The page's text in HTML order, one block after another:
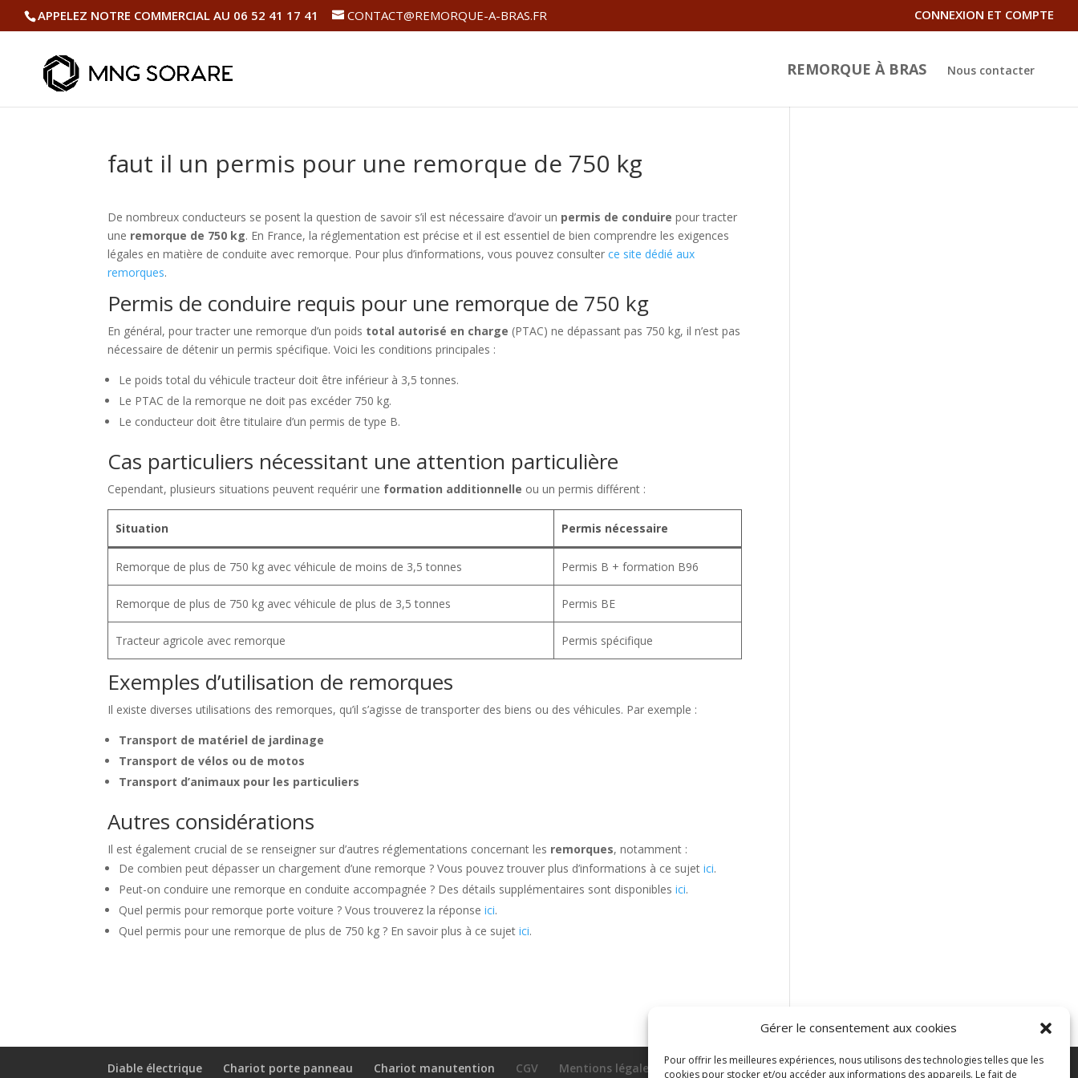
Gérer le consentement aux cookies
Pour offrir les meilleures expériences, nous utilisons des technologies telles que les
cookies pour stocker et/ou accéder aux informations des appareils. Le fait de
APPELEZ NOTRE COMMERCIAL AU 06 52 41 17 41 CONTACT@REMORQUE-A-BRAS.FR CONNEXION ET COMPTE
REMORQUE À BRAS Nous contacter
faut il un permis pour une remorque de 750 kg
De nombreux conducteurs se posent la question de savoir s’il est nécessaire d’avoir un permis de conduire pour tracter
une remorque de 750 kg. En France, la réglementation est précise et il est essentiel de bien comprendre les exigences
légales en matière de conduite avec remorque. Pour plus d’informations, vous pouvez consulterce site dédié aux
remorques.
Permis de conduire requis pour une remorque de 750 kg
En général, pour tracter une remorque d’un poids total autorisé en charge (PTAC) ne dépassant pas 750 kg, il n’est pas
nécessaire de détenir un permis spécifique. Voici les conditions principales :
Le poids total du véhicule tracteur doit être inférieur à 3,5 tonnes.
Le PTAC de la remorque ne doit pas excéder 750 kg.
Le conducteur doit être titulaire d’un permis de type B.
Cas particuliers nécessitant une attention particulière
Cependant, plusieurs situations peuvent requérir une formation additionnelle ou un permis différent :
Situation Permis nécessaire
Remorque de plus de 750 kg avec véhicule de moins de 3,5 tonnes Permis B + formation B96
Remorque de plus de 750 kg avec véhicule de plus de 3,5 tonnes Permis BE
Tracteur agricole avec remorque Permis spécifique
Exemples d’utilisation de remorques
Il existe diverses utilisations des remorques, qu’il s’agisse de transporter des biens ou des véhicules. Par exemple :
Transport de matériel de jardinage
Transport de vélos ou de motos
Transport d’animaux pour les particuliers
Autres considérations
Il est également crucial de se renseigner sur d’autres réglementations concernant les remorques, notamment :
De combien peut dépasser un chargement d’une remorque ? Vous pouvez trouver plus d’informations à ce sujetici.
Peut-on conduire une remorque en conduite accompagnée ? Des détails supplémentaires sont disponiblesici.
Quel permis pour remorque porte voiture ? Vous trouverez la réponseici.
Quel permis pour une remorque de plus de 750 kg ? En savoir plus à ce sujetici.
Diable électrique Chariot porte panneau Chariot manutention CGV Mentions légales